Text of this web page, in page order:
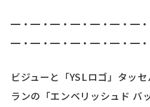
━・━・━・━・━・━・━
━・━・━・━・━・━・━・
ビジューと「YSLロゴ」タッ
ランの「エンベリッシュド バ